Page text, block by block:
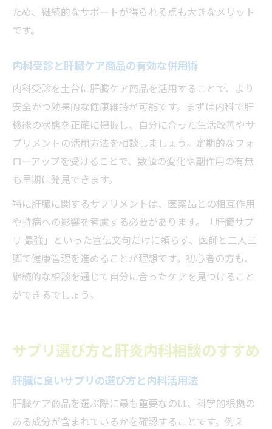
ため、継続的なサポートが得られる点も大きなメリット
です。
内科受診と肝臓ケア商品の有効な併用術
内科受診を土台に肝臓ケア商品を活用することで、より
安全かつ効果的な健康維持が可能です。まずは内科で肝
機能の状態を正確に把握し、自分に合った生活改善やサ
プリメントの活用方法を相談しましょう。定期的なフォ
ローアップを受けることで、数値の変化や副作用の有無
も早期に発見できます。
特に肝臓に関するサプリメントは、医薬品との相互作用
や持病への影響を考慮する必要があります。「肝臓サプ
リ 最強」といった宣伝文句だけに頼らず、医師と二人三
脚で健康管理を進めることが理想です。初心者の方も、
継続的な相談を通じて自分に合ったケアを見つけること
ができるでしょう。
サプリ選び方と肝炎内科相談のすすめ
肝臓に良いサプリの選び方と内科活用法
肝臓ケア商品を選ぶ際に最も重要なのは、科学的根拠の
ある成分が含まれているかを確認することです。例え